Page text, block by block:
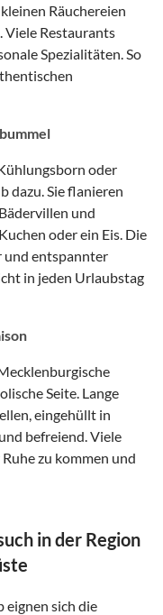
Räuchereien
Viele Restaurants
Spezialitäten. So
oder
dazu. Sie flanieren
und
oder ein Eis. Die
und entspannter
in jeden Urlaubstag
Seite. Lange
eingehüllt in
befreiend. Viele
zu kommen und
in der Region
eignen sich die